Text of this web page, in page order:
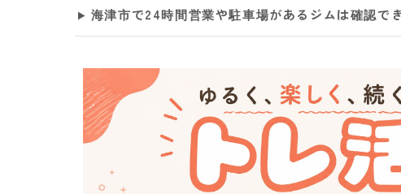
海津市で24時間営業や駐車場があるジムは確認で